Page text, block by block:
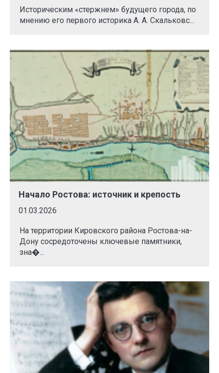
Историческим «стержнем» будущего города, по
мнению его первого историка А. А. Скальковс...
Начало Ростова: источник и крепость
01.03.2026
На территории Кировского района Ростова-на-
Дону сосредоточены ключевые памятники,
зна�...